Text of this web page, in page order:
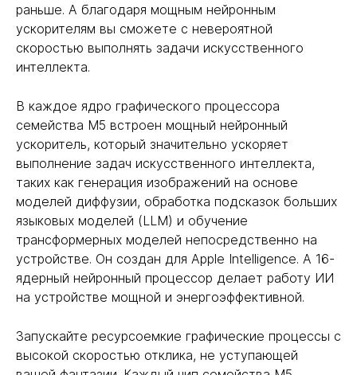
раньше. А благодаря мощным нейронным
ускорителям вы сможете с невероятной
скоростью выполнять задачи искусственного
интеллекта.
В каждое ядро ​​графического процессора
семейства M5 встроен мощный нейронный
ускоритель, который значительно ускоряет
выполнение задач искусственного интеллекта,
таких как генерация изображений на основе
моделей диффузии, обработка подсказок больших
языковых моделей (LLM) и обучение
трансформерных моделей непосредственно на
устройстве. Он создан для Apple Intelligence. А 16-
ядерный нейронный процессор делает работу ИИ
на устройстве мощной и энергоэффективной.
Запускайте ресурсоемкие графические процессы с
высокой скоростью отклика, не уступающей